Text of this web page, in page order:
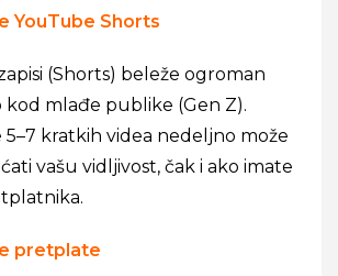
YouTube Shorts
(Shorts) beleže ogroman
kod mlađe publike (Gen Z).
5–7 kratkih videa nedeljno može
vašu vidljivost, čak i ako imate
pretplate